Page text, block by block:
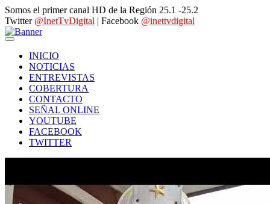
Somos el primer canal HD de la Región 25.1 -25.2
Twitter @InetTvDigital | Facebook @inettvdigital
INICIO
NOTICIAS
ENTREVISTAS
COBERTURA
CONTACTO
SEÑAL ONLINE
YOUTUBE
FACEBOOK
TWITTER